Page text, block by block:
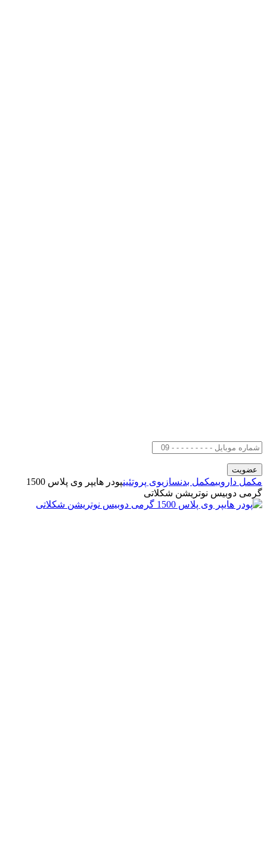
مکمل داروییمکمل بدنسازیوی پروتئین
پودر هایپر وی پلاس 1500
گرمی دوبیس نوتریشن شکلاتی